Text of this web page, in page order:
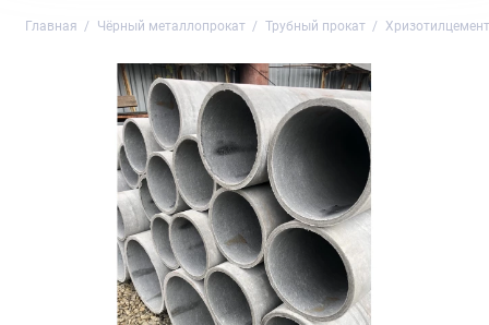
Главная Чёрный металлопрокат Трубный прокат